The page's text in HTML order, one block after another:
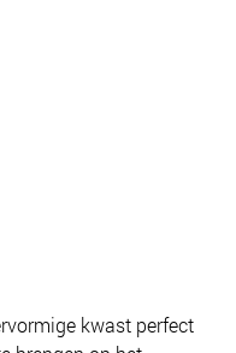
kwast perfect